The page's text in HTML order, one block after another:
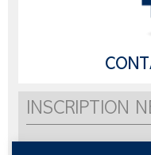
INSCRIPTION
Vous souhaitez être